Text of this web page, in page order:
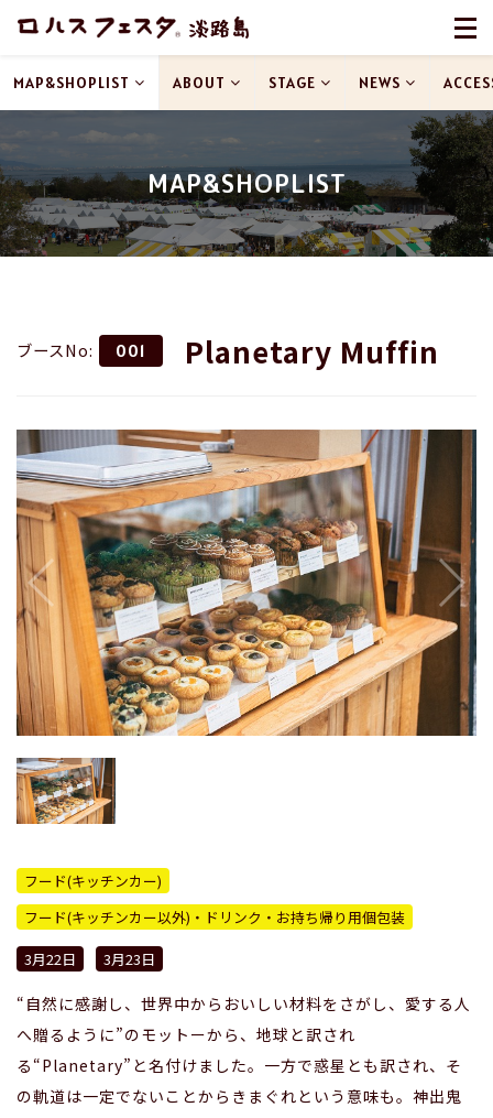
MAP&SHOPLIST
MAP&SHOPLIST ABOUT STAGE NEWS
ブースNo: 001 Planetary Muffin
フード(キッチンカー)
フード(キッチンカー以外)・ドリンク・お持ち帰り用個包装
3月22日
3月23日
“自然に感謝し、世界中からおいしい材料をさがし、愛する人
へ贈るように”のモットーから、地球と訳され
る“Planetary”と名付けました。一方で惑星とも訳され、そ
の軌道は一定でないことからきまぐれという意味も。神出鬼